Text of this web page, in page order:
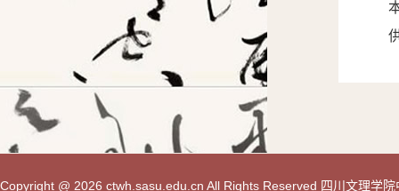
Copyright @ 2026 ctwh.sasu.edu.cn All Rights Reserved 四川文理学